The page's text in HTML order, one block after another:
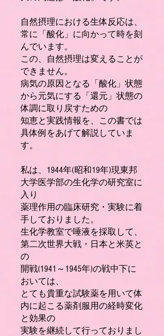
自然摂理における生体反応は、
常に「酸化」に向かって時を刻
んでいます。
この、自然摂理は変えることが
できません。
病気の原因となる「酸化」状態
から元気にする「還元」状態の
体調に取り戻すための
知恵と実践情報を、この書では
具体例をあげて解説していま
す。
私は、1944年(昭和19年)現東邦
大学医学部の生化学の研究室に
入り
薬理作用の臨床研究・実験に着
手しておりました。
生化学教室で唾液を採取して、
第二次世界大戦・日本と米英と
の
開戦(1941～1945年)の戦中下に
おいては、
とても貴重な試験薬を用いて体
内に起こる薬剤服用の経時変化
と効果の
実験を継続して行っておりまし